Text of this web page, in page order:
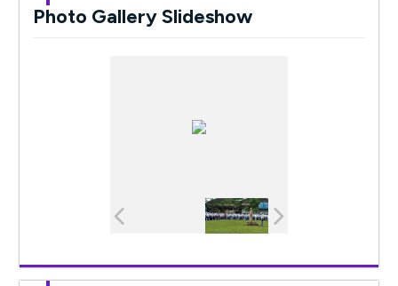
Photo Gallery Slideshow